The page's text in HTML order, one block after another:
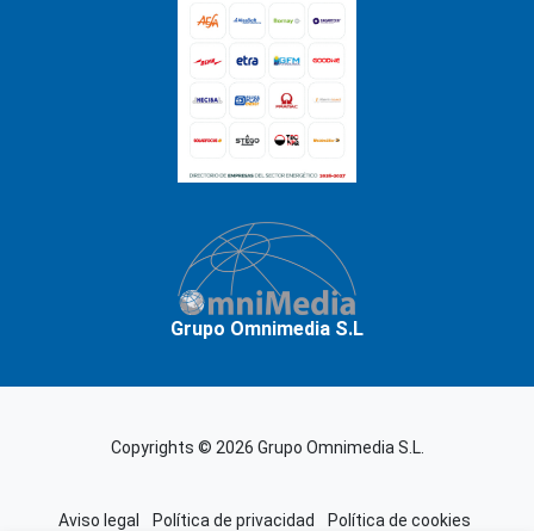
Grupo Omnimedia S.L
Copyrights © 2026 Grupo Omnimedia S.L.
Aviso legal Política de privacidad Política de cookies